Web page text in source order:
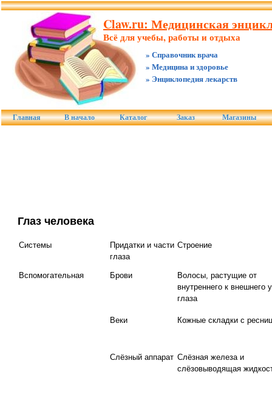
Claw.ru: Медицинская
Всё для учебы, работы и отдыха
» Справочник врача
» Медицина и здоровье
» Энциклопедия лекарств
Главная В начало Каталог Заказ Магазины
Глаз человека
Системы
Придатки и части
глаза
Строение
Вспомогательная Брови
Волосы, растущие от
внутреннего к внешнего
глаза
Веки Кожные складки с
Слёзный аппарат Слёзная железа и
слёзовыводящая